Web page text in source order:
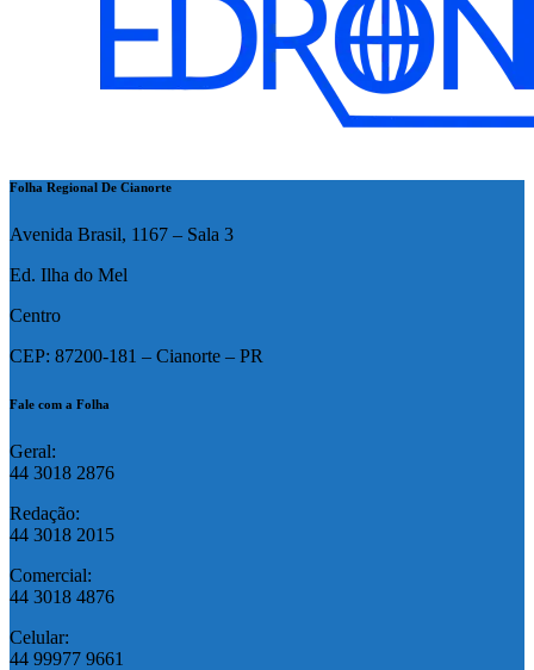
Folha Regional De Cianorte
Avenida Brasil, 1167 – Sala 3
Ed. Ilha do Mel
Centro
CEP: 87200-181 – Cianorte – PR
Fale com a Folha
Geral:
44 3018 2876
Redação:
44 3018 2015
Comercial:
44 3018 4876
Celular:
44 99977 9661